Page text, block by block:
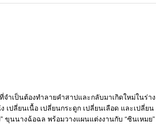
จำเป็นต้องทำลายคำสาปและกลับมาเกิดใหม่ในร่าง
ปลี่ยนเนื้อ เปลี่ยนกระดูก เปลี่ยนเลือด และเปลี่ยน
ขุนนางฉ้อฉล พร้อมวางแผนแต่งงานกับ “ซินเหมย”